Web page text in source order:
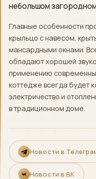
небольшом
Главные особенности
крыльцо с навесом,
мансардными окнами.
обладают хорошей
применению
коттедже всегда будет
электричество и
в традиционном доме.
Новости в
Новости в ВК
+7 (812) 777-00-92